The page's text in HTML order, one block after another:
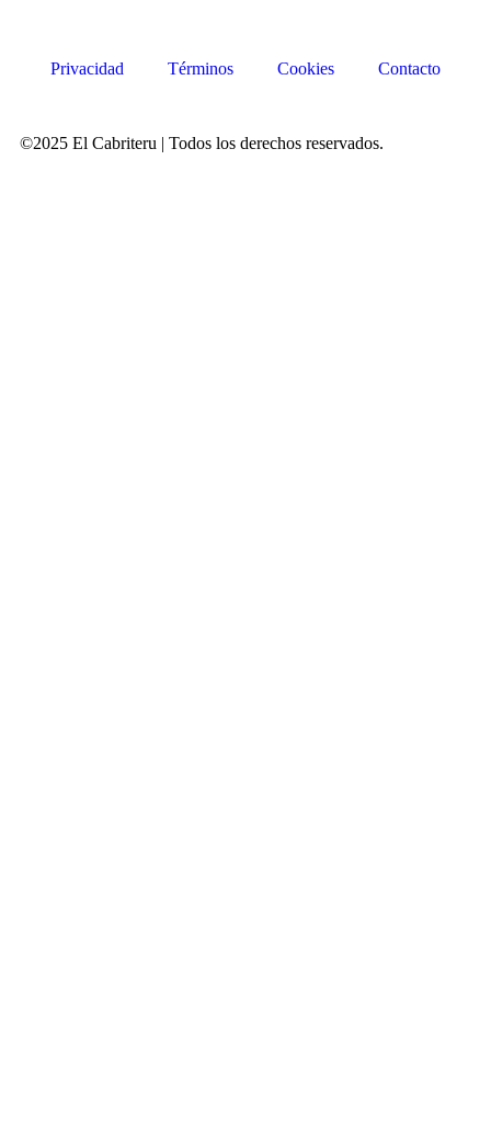
Privacidad Términos Cookies Contacto
©2025 El Cabriteru | Todos los derechos reservados.